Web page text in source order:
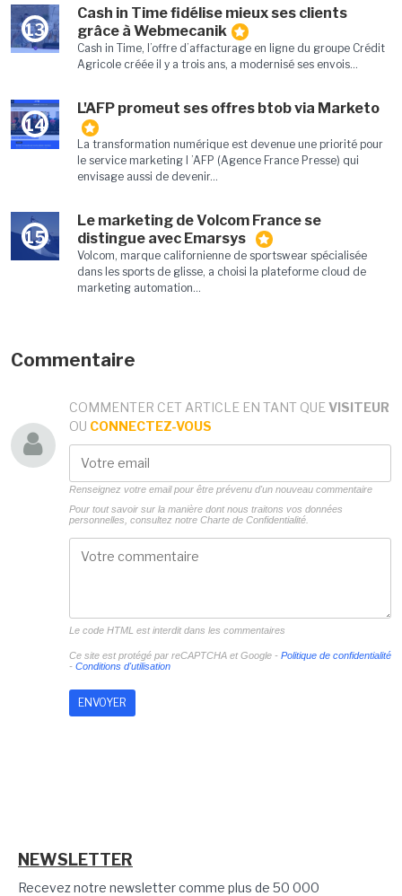
13
Cash in Time fidélise mieux ses clients
grâce à Webmecanik
Cash in Time, l’offre d’affacturage en ligne du groupe Crédit
Agricole créée il y a trois ans, a modernisé ses envois...
14
L'AFP promeut ses offres btob via Marketo
La transformation numérique est devenue une priorité pour
le service marketing l ’AFP (Agence France Presse) qui
envisage aussi de devenir...
15
Le marketing de Volcom France se
distingue avec Emarsys
Volcom, marque californienne de sportswear spécialisée
dans les sports de glisse, a choisi la plateforme cloud de
marketing automation...
Commentaire
COMMENTER CET ARTICLE EN TANT QUE VISITEUR
OU CONNECTEZ-VOUS
Renseignez votre email pour être prévenu d'un nouveau commentaire
Pour tout savoir sur la manière dont nous traitons vos données
personnelles, consultez notre Charte de Confidentialité.
Le code HTML est interdit dans les commentaires
Ce site est protégé par reCAPTCHA et Google - Politique de confidentialité
- Conditions d'utilisation
NEWSLETTER
Recevez notre newsletter comme plus de 50 000